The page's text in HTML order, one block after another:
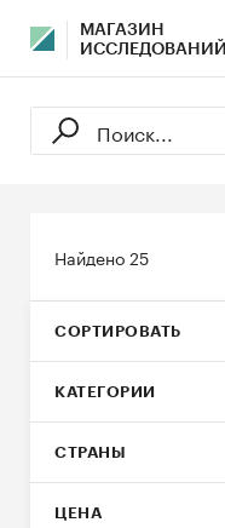
МАГАЗИН
ИССЛЕДОВАНИЙ
Найдено25
СОРТИРОВАТЬ
КАТЕГОРИИ
СТРАНЫ
ЦЕНА